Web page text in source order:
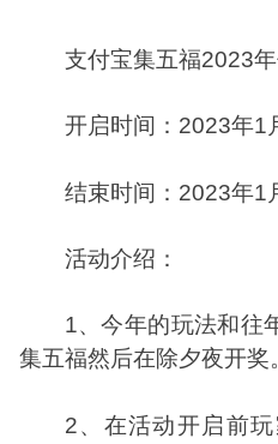
支付宝集五福2023
开启时间：2023年1
结束时间：2023年1
活动介绍：
1、今年的玩法和往
集五福然后在除夕夜开奖
2、在活动开启前